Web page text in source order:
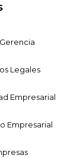
Legales
Empresarial
Empresarial